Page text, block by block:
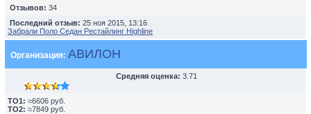
Отзывов: 34
Последний отзыв: 25 ноя 2015, 13:16
Забрали Поло Седан Рестайлинг Highline
Организация: АВИЛОН
Средняя оценка: 3.71
TO1: ≈6606 руб.
TO2: ≈7849 руб.